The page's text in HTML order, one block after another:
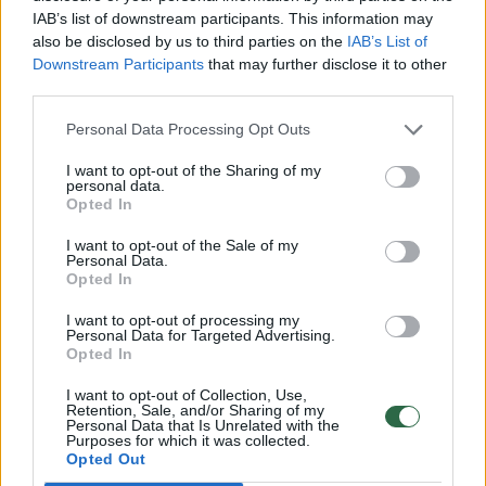
IAB’s list of downstream participants. This information may
also be disclosed by us to third parties on the IAB’s List of
Downstream Participants that may further disclose it to other
Personal Data Processing Opt Outs
I want to opt-out of the Sharing of my
personal data.
Opted In
I want to opt-out of the Sale of my
Personal Data.
Opted In
I want to opt-out of processing my
Personal Data for Targeted Advertising.
Opted In
I want to opt-out of Collection, Use,
Retention, Sale, and/or Sharing of my
Personal Data that Is Unrelated with the
Purposes for which it was collected.
Opted Out
00:00:57
„Šalin rankas“ protestas Vilniuje: tūkstančiai žmonių
Katedros aikštėje gynė žodžio laisvę
Žinios | Lietuvos diena
Socialdemokratas atsakė, ar jiems iš tiesų svarbūs
Laidos | Nauja diena
00:52:21
Knygos apie S. Skvernelį bendraautorė B. Davidonytė:
jo ašaros manęs nesugraudino
Laidos | Iššifruoti esmę su Dovydu Pancerovu
I. Vėgėlė, S. Luščikas, A. Lyberytė: ar LRT šnipinėjo